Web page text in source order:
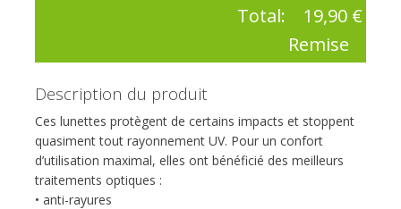
Total:
19,90 €
Remise
Description du produit
Ces lunettes protègent de certains impacts et stoppent
quasiment tout rayonnement UV. Pour un confort
d’utilisation maximal, elles ont bénéficié des meilleurs
traitements optiques :
• anti-rayures